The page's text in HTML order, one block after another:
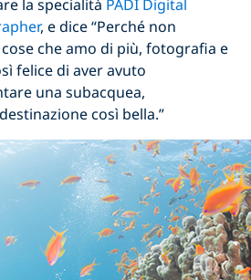
la specialità PADI Digital
, e dice “Perché non
che amo di più, fotografia e
felice di aver avuto
una subacquea,
così bella.”